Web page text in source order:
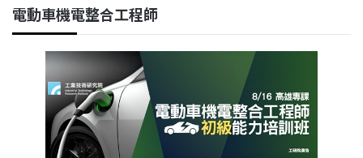
電動車機電整合工程師